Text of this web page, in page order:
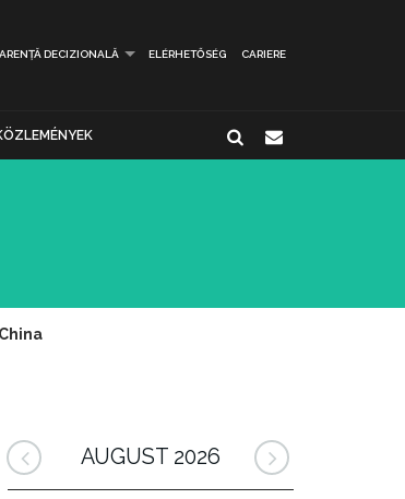
DECIZIONALĂ ELÉRHETŐSÉG CARIERE
AUGUST 2026